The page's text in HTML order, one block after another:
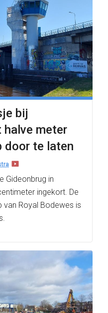
bij
halve meter
door te laten
Gideonbrug in
ingekort. De
van Royal Bodewes is